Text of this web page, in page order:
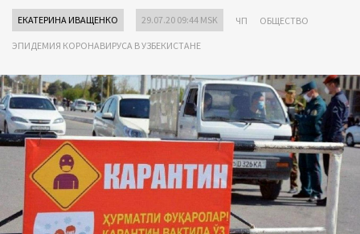
ЕКАТЕРИНА ИВАЩЕНКО 29.07.20 09:44 MSK ЧП ОБЩЕСТВО
ЭПИДЕМИЯ КОРОНАВИРУСА В УЗБЕКИСТАНЕ